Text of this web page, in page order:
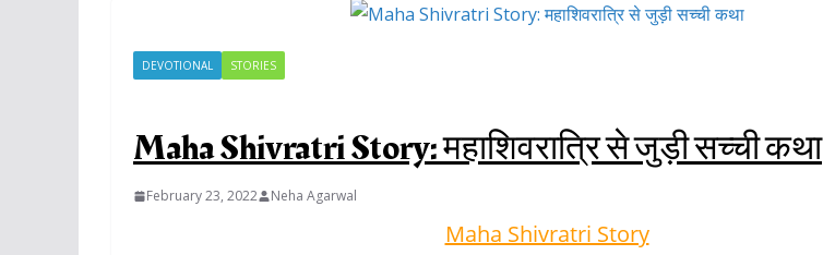
DEVOTIONAL STORIES
Maha Shivratri Story: महाशिवरात्रि से जुड़ी सच्ची कथा
February 23, 2022 Neha Agarwal
Maha Shivratri Story